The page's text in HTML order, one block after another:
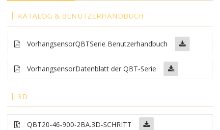
KATALOG & BENUTZERHANDBUCH
VorhangsensorQBTSerie Benutzerhandbuch
VorhangsensorDatenblatt der QBT-Serie
3D
QBT20-46-900-2BA.3D-SCHRITT